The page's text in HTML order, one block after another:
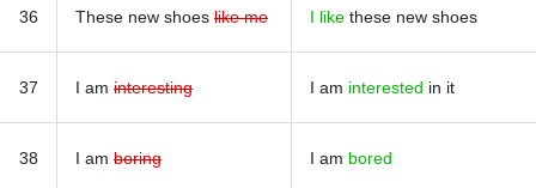
36 These new shoes like me I like these new shoes
37 I am interesting I am interested in it
38 I am boring I am bored